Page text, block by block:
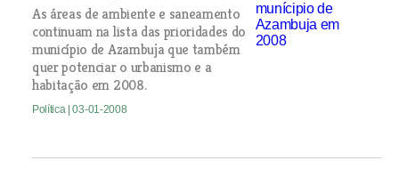
As áreas de ambiente e saneamento
continuam na lista das prioridades do
município de Azambuja que também
quer potenciar o urbanismo e a
habitação em 2008.
Política | 03-01-2008